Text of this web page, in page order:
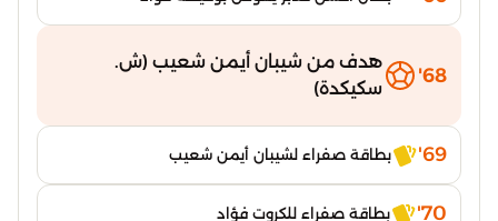
68'
هدف من شيبان أيمن شعيب (ش.
سكيكدة)
69' بطاقة صفراء لشيبان أيمن شعيب
70' بطاقة صفراء للكروت فؤاد